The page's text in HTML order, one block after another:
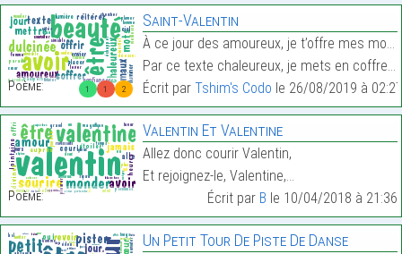
1 1 2
Poème:
Saint-Valentin
À ce jour des amoureux, je t’offre mes mots
Par ce texte chaleureux, je mets en coffre tes mau…
Écrit par Tshim's Codo le 26/08/2019 à 02:27
Poème:
Valentin Et Valentine
Allez donc courir Valentin,
Et rejoignez-le, Valentine,…
Écrit par B le 10/04/2018 à 21:36
Un Petit Tour De Piste De Danse